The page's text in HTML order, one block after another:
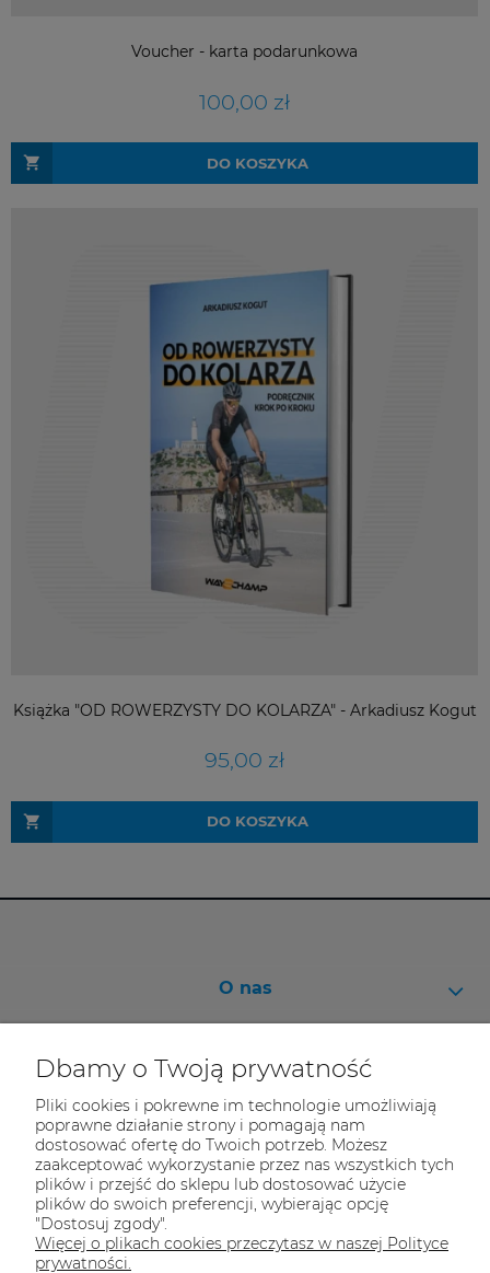
Voucher - karta podarunkowa
100,00 zł
DO KOSZYKA
Książka "OD ROWERZYSTY DO KOLARZA" - Arkadiusz Kogut
95,00 zł
DO KOSZYKA
O nas
Moje konto
Informacje
Dbamy o Twoją prywatność
Pliki cookies i pokrewne im technologie umożliwiają
poprawne działanie strony i pomagają nam
dostosować ofertę do Twoich potrzeb. Możesz
zaakceptować wykorzystanie przez nas wszystkich tych
plików i przejść do sklepu lub dostosować użycie
plików do swoich preferencji, wybierając opcję
"Dostosuj zgody".
Więcej o plikach cookies przeczytasz w naszej Polityce
prywatności.